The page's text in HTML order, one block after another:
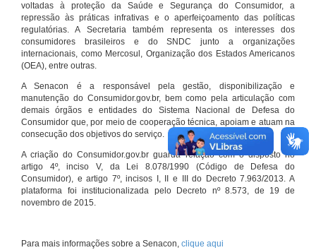
voltadas à proteção da Saúde e Segurança do Consumidor, a
repressão às práticas infrativas e o aperfeiçoamento das políticas
regulatórias. A Secretaria também representa os interesses dos
consumidores brasileiros e do SNDC junto a organizações
internacionais, como Mercosul, Organização dos Estados Americanos
(OEA), entre outras.
A Senacon é a responsável pela gestão, disponibilização e
manutenção do Consumidor.gov.br, bem como pela articulação com
demais órgãos e entidades do Sistema Nacional de Defesa do
Consumidor que, por meio de cooperação técnica, apoiam e atuam na
consecução dos objetivos do serviço.
A criação do Consumidor.gov.br guarda relação com o disposto no
artigo 4º, inciso V, da Lei 8.078/1990 (Código de Defesa do
Consumidor), e artigo 7º, incisos I, II e III do Decreto 7.963/2013. A
plataforma foi institucionalizada pelo Decreto nº 8.573, de 19 de
novembro de 2015.
Para mais informações sobre a Senacon, clique aqui